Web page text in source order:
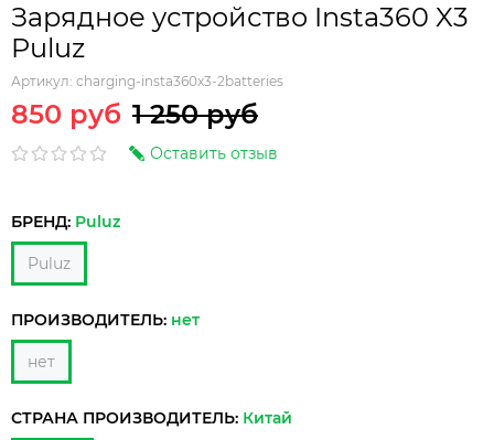
Зарядное устройство Insta360 X3
Puluz
Артикул: charging-insta360x3-2batteries
850 руб 1 250 руб
Оставить отзыв
БРЕНД: Puluz
Puluz
ПРОИЗВОДИТЕЛЬ: нет
нет
СТРАНА ПРОИЗВОДИТЕЛЬ: Китай